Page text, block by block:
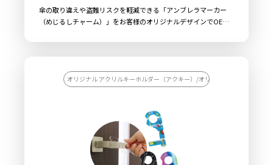
傘の取り違えや盗難リスクを軽減できる「アンブレラマーカー
（めじるしチャーム）」をお客様のオリジナルデザインでOEM
ンや用途に合わせて自由な形状にすることができます。傘に取り
しました。傘の目印としてだけでなく、アクセサリー感覚で傘を
おりますので、お客様にはデザインを入稿していただくだけでオ
リジナルグッズとして販売していただくことができます。国内生
産で小ロットからの制作も承っておりますので、お気軽にご相談
オリジナル アクリルキーホルダー（アクキー）/オリジナル キーホルダ